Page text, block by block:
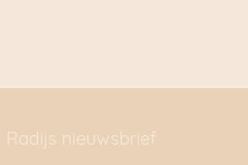
Radijs nieuwsbrief